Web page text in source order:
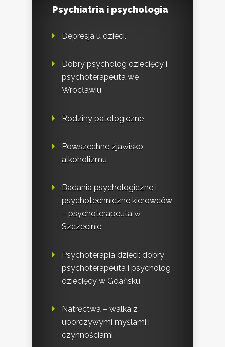
Psychiatria i psychologia
Depresja u dzieci.
Dobry psycholog dziecięcy i
psychoterapeuta we
Wrocławiu
Rodziny patologiczne
Powszechne zjawisko
alkoholizmu
Badania psychologiczne i
psychotechniczne kierowców
– psychoterapeuta w
Szczecinie
Psychoterapia dzieci: dobry
psychoterapeuta i psycholog
dziecięcy w Gdańsku
Natręctwa – walka z
uporczywymi myślami i
czynnościami.